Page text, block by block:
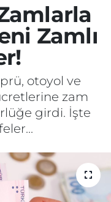
Zamlı
otoyol ve
zam
girdi. İşte
Fikstür